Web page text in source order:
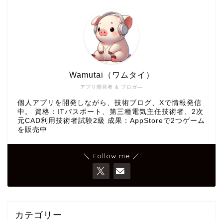
アプリ開発者 & ブロガ―
Wamutai（ワムタイ）
個人アプリを開発しながら、技術ブログ、Xで情報発信
中。 資格：ITパスポート、第三種電気主任技術者、2次
元CAD利用技術者試験2級 成果：AppStoreで2つゲーム
を販売中
＼ Follow me ／
カテゴリー